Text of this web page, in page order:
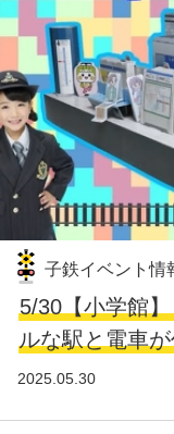
子鉄イベント情
5/30【小学館
ルな駅と電車
2025.05.30